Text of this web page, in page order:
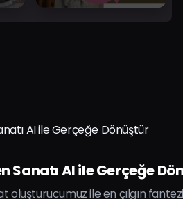
Sanatı AI ile Gerçeğe
oluşturucumuz ile en çılgın